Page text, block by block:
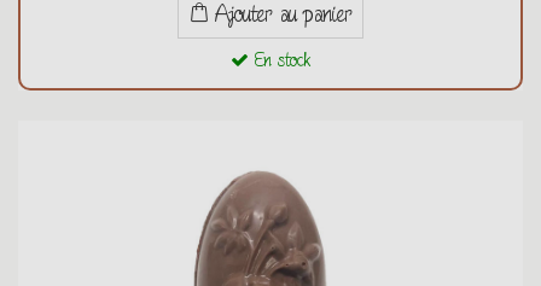
Ajouter au panier
En stock